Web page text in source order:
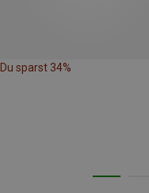
Du sparst 34%